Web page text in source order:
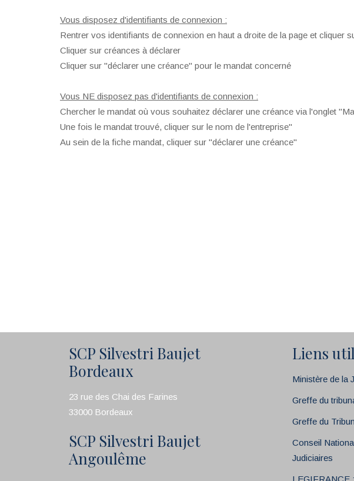
Vous disposez d'identifiants de connexion :
Rentrer vos identifiants de connexion en haut a droite de la page et cliquer
Cliquer sur créances à déclarer
Cliquer sur "déclarer une créance" pour le mandat concerné
Vous NE disposez pas d'identifiants de connexion :
Chercher le mandat où vous souhaitez déclarer une créance via l'onglet
Une fois le mandat trouvé, cliquer sur le nom de l'entreprise"
Au sein de la fiche mandat, cliquer sur "déclarer une créance"
SCP Silvestri Baujet
Bordeaux
23 rue des Chai des Farines
33000 Bordeaux
SCP Silvestri Baujet
Angoulême
Liens
Ministère de la
Greffe du
Greffe du
Conseil
Judiciaires
LEGIFRANCE